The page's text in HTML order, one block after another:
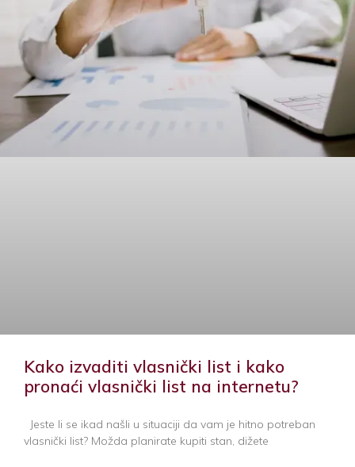
Kako izvaditi vlasnički list i kako
pronaći vlasnički list na internetu?
Jeste li se ikad našli u situaciji da vam je hitno potreban
vlasnički list? Možda planirate kupiti stan, dižete